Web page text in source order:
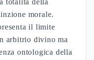
totalità della
morale.
il limite
arbitrio divino ma
ontologica della